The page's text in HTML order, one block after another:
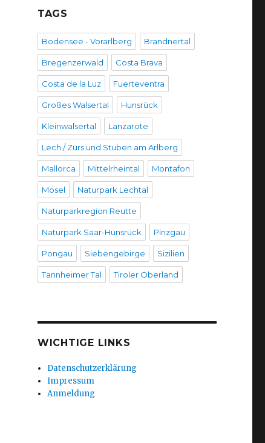
TAGS
Bodensee - Vorarlberg Brandnertal
Bregenzerwald Costa Brava
Costa de la Luz Fuerteventra
Großes Walsertal Hunsrück
Kleinwalsertal Lanzarote
Lech / Zürs und Stuben am Arlberg
Mallorca Mittelrheintal Montafon
Mosel Naturpark Lechtal
Naturparkregion Reutte
Naturpark Saar-Hunsrück Pinzgau
Pongau Siebengebirge Sizilien
Tannheimer Tal Tiroler Oberland
WICHTIGE LINKS
Datenschutzerklärung
Impressum
Anmeldung